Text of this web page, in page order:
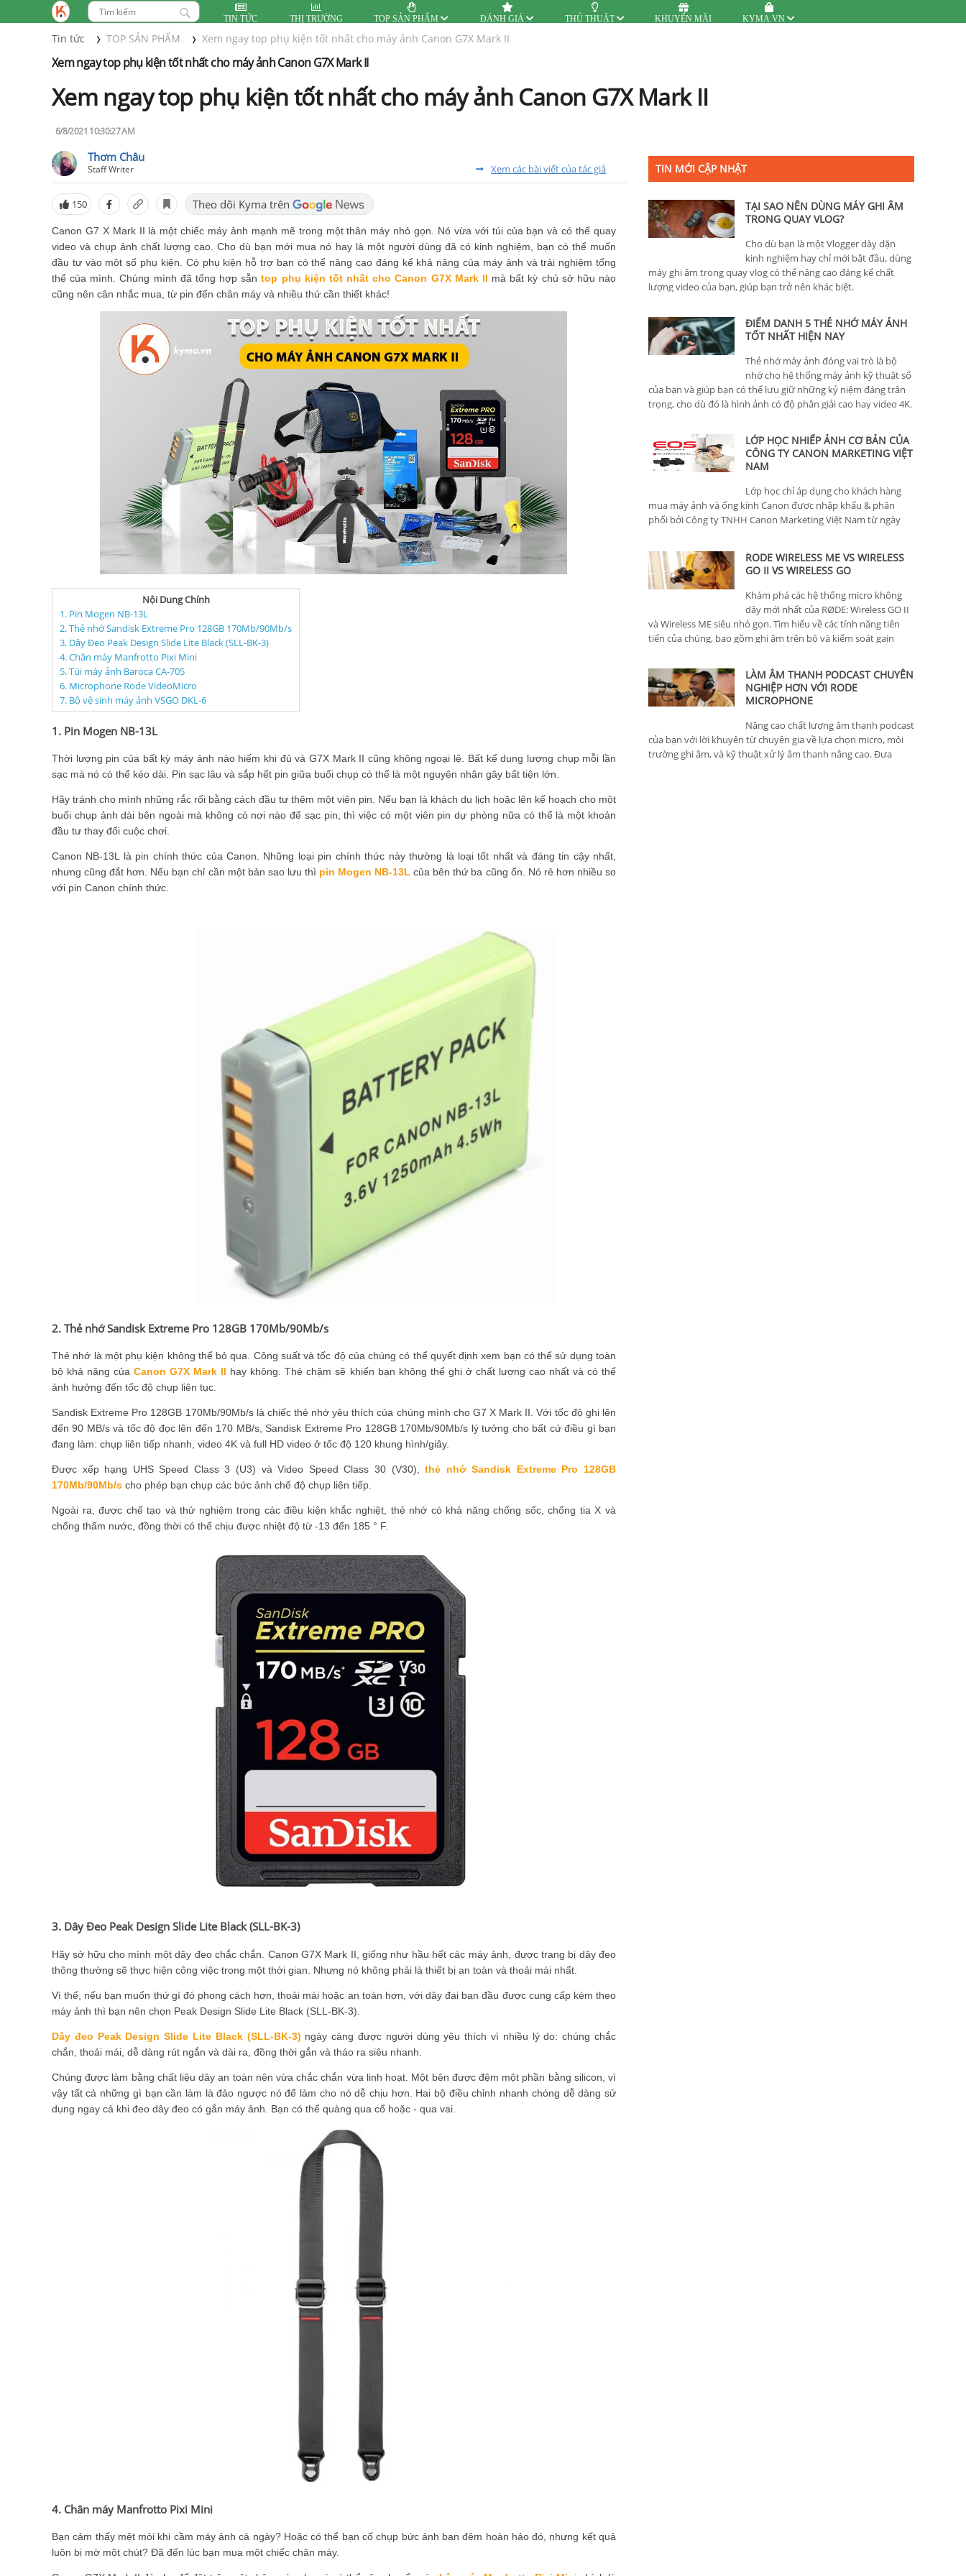
TIN TỨC THỊ TRƯỜNG TOP SẢN PHẨM ĐÁNH GIÁ THỦ THUẬT KHUYẾN MÃI KYMA.VN
Tin tức TOP SẢN PHẨM Xem ngay top phụ kiện tốt nhất cho máy ảnh Canon G7X Mark II
Xem ngay top phụ kiện tốt nhất cho máy ảnh Canon G7X Mark II
Xem ngay top phụ kiện tốt nhất cho máy ảnh Canon G7X Mark II
6/8/2021 10:30:27 AM
Thơm Châu
Staff Writer Xem các bài viết của tác giả
150 Theo dõi Kyma trên
Canon G7 X Mark II là một chiếc máy ảnh mạnh mẽ trong một thân máy nhỏ gọn. Nó vừa với túi của bạn và có thể quay
video và chụp ảnh chất lượng cao. Cho dù bạn mới mua nó hay là một người dùng đã có kinh nghiệm, bạn có thể muốn
đầu tư vào một số phụ kiện. Có phụ kiện hỗ trợ bạn có thể nâng cao đáng kể khả năng của máy ảnh và trải nghiệm tổng
thể của mình. Chúng mình đã tổng hợp sẵntop phụ kiện tốt nhất cho Canon G7X Mark II mà bất kỳ chủ sở hữu nào
cũng nên cân nhắc mua, từ pin đến chân máy và nhiều thứ cần thiết khác!
Nội Dung Chính
1. Pin Mogen NB-13L
2. Thẻ nhớ Sandisk Extreme Pro 128GB 170Mb/90Mb/s
3. Dây Đeo Peak Design Slide Lite Black (SLL-BK-3)
4. Chân máy Manfrotto Pixi Mini
5. Túi máy ảnh Baroca CA-705
6. Microphone Rode VideoMicro
7. Bộ vệ sinh máy ảnh VSGO DKL-6
1. Pin Mogen NB-13L
Thời lượng pin của bất kỳ máy ảnh nào hiếm khi đủ và G7X Mark II cũng không ngoại lệ. Bất kể dung lượng chụp mỗi lần
sạc mà nó có thể kéo dài. Pin sạc lâu và sắp hết pin giữa buổi chụp có thể là một nguyên nhân gây bất tiện lớn.
Hãy tránh cho mình những rắc rối bằng cách đầu tư thêm một viên pin. Nếu bạn là khách du lịch hoặc lên kế hoạch cho một
buổi chụp ảnh dài bên ngoài mà không có nơi nào để sạc pin, thì việc có một viên pin dự phòng nữa có thể là một khoản
đầu tư thay đổi cuộc chơi.
Canon NB-13L là pin chính thức của Canon. Những loại pin chính thức này thường là loại tốt nhất và đáng tin cậy nhất,
nhưng cũng đắt hơn. Nếu bạn chỉ cần một bản sao lưu thì pin Mogen NB-13L của bên thứ ba cũng ổn. Nó rẻ hơn nhiều so
với pin Canon chính thức.
2. Thẻ nhớ Sandisk Extreme Pro 128GB 170Mb/90Mb/s
Thẻ nhớ là một phụ kiện không thể bỏ qua. Công suất và tốc độ của chúng có thể quyết định xem bạn có thể sử dụng toàn
bộ khả năng củaCanon G7X Mark II hay không. Thẻ chậm sẽ khiến bạn không thể ghi ở chất lượng cao nhất và có thể
ảnh hưởng đến tốc độ chụp liên tục.
Sandisk Extreme Pro 128GB 170Mb/90Mb/s là chiếc thẻ nhớ yêu thích của chúng mình cho G7 X Mark II. Với tốc độ ghi lên
đến 90 MB/s và tốc độ đọc lên đến 170 MB/s, Sandisk Extreme Pro 128GB 170Mb/90Mb/s lý tưởng cho bất cứ điều gì bạn
đang làm: chụp liên tiếp nhanh, video 4K và full HD video ở tốc độ 120 khung hình/giây.
Được xếp hạng UHS Speed ​​Class 3 (U3) và Video Speed ​​Class 30 (V30),thẻ nhớ Sandisk Extreme Pro 128GB
170Mb/90Mb/s cho phép bạn chụp các bức ảnh chế độ chụp liên tiếp.
Ngoài ra, được chế tạo và thử nghiệm trong các điều kiện khắc nghiệt, thẻ nhớ có khả năng chống sốc, chống tia X và
chống thấm nước, đồng thời có thể chịu được nhiệt độ từ -13 đến 185 ° F.
3. Dây Đeo Peak Design Slide Lite Black (SLL-BK-3)
Hãy sở hữu cho mình một dây đeo chắc chắn. Canon G7X Mark II, giống như hầu hết các máy ảnh, được trang bị dây đeo
thông thường sẽ thực hiện công việc trong một thời gian. Nhưng nó không phải là thiết bị an toàn và thoải mái nhất.
Vì thế, nếu bạn muốn thứ gì đó phong cách hơn, thoải mái hoặc an toàn hơn, với dây đai ban đầu được cung cấp kèm theo
máy ảnh thì bạn nên chọn Peak Design Slide Lite Black (SLL-BK-3).
Dây đeo Peak Design Slide Lite Black (SLL-BK-3) ngày càng được người dùng yêu thích vì nhiều lý do: chúng chắc
chắn, thoải mái, dễ dàng rút ngắn và dài ra, đồng thời gắn và tháo ra siêu nhanh.
Chúng được làm bằng chất liệu dây an toàn nên vừa chắc chắn vừa linh hoạt. Một bên được đệm một phần bằng silicon, vì
vậy tất cả những gì bạn cần làm là đảo ngược nó để làm cho nó dễ chịu hơn. Hai bộ điều chỉnh nhanh chóng dễ dàng sử
dụng ngay cả khi đeo dây đeo có gắn máy ảnh. Bạn có thể quàng qua cổ hoặc - qua vai.
4. Chân máy Manfrotto Pixi Mini
Bạn cảm thấy mệt mỏi khi cầm máy ảnh cả ngày? Hoặc có thể bạn cố chụp bức ảnh ban đêm hoàn hảo đó, nhưng kết quả
luôn bị mờ một chút? Đã đến lúc bạn mua một chiếc chân máy.
TIN MỚI CẬP NHẬT
TẠI SAO NÊN DÙNG MÁY GHI ÂM
TRONG QUAY VLOG?
Cho dù bạn là một Vlogger dày dặn
kinh nghiệm hay chỉ mới bắt đầu, dùng
máy ghi âm trong quay vlog có thể nâng cao đáng kể chất
lượng video của bạn, giúp bạn trở nên khác biệt.
ĐIỂM DANH 5 THẺ NHỚ MÁY ẢNH
TỐT NHẤT HIỆN NAY
Thẻ nhớ máy ảnh đóng vai trò là bộ
nhớ cho hệ thống máy ảnh kỹ thuật số
của bạn và giúp bạn có thể lưu giữ những kỷ niệm đáng trân
trọng, cho dù đó là hình ảnh có độ phân giải cao hay video 4K.
LỚP HỌC NHIẾP ẢNH CƠ BẢN CỦA
CÔNG TY CANON MARKETING VIỆT
NAM
Lớp học chỉ áp dụng cho khách hàng
mua máy ảnh và ống kính Canon được nhập khẩu & phân
phối bởi Công ty TNHH Canon Marketing Việt Nam từ ngày
RODE WIRELESS ME VS WIRELESS
GO II VS WIRELESS GO
Khám phá các hệ thống micro không
dây mới nhất của RØDE: Wireless GO II
và Wireless ME siêu nhỏ gọn. Tìm hiểu về các tính năng tiên
tiến của chúng, bao gồm ghi âm trên bộ và kiểm soát gain
LÀM ÂM THANH PODCAST CHUYÊN
NGHIỆP HƠN VỚI RODE
MICROPHONE
Nâng cao chất lượng âm thanh podcast
của bạn với lời khuyên từ chuyên gia về lựa chọn micro, môi
trường ghi âm, và kỹ thuật xử lý âm thanh nâng cao. Đưa